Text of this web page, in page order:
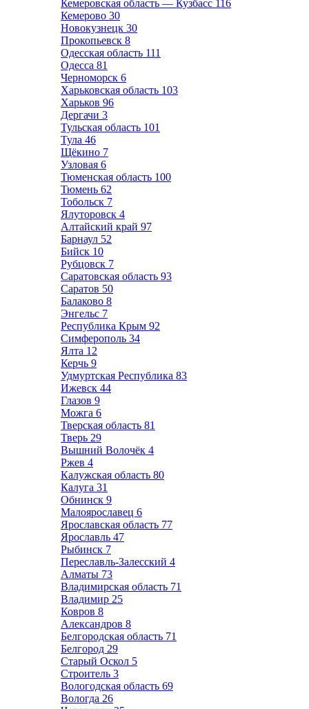
Кемеровская область — Кузбасс 116
Кемерово 30
Новокузнецк 30
Прокопьевск 8
Одесская область 111
Одесса 81
Черноморск 6
Харьковская область 103
Харьков 96
Дергачи 3
Тульская область 101
Тула 46
Щёкино 7
Узловая 6
Тюменская область 100
Тюмень 62
Тобольск 7
Ялуторовск 4
Алтайский край 97
Барнаул 52
Бийск 10
Рубцовск 7
Саратовская область 93
Саратов 50
Балаково 8
Энгельс 7
Республика Крым 92
Симферополь 34
Ялта 12
Керчь 9
Удмуртская Республика 83
Ижевск 44
Глазов 9
Можга 6
Тверская область 81
Тверь 29
Вышний Волочёк 4
Ржев 4
Калужская область 80
Калуга 31
Обнинск 9
Малоярославец 6
Ярославская область 77
Ярославль 47
Рыбинск 7
Переславль-Залесский 4
Алматы 73
Владимирская область 71
Владимир 25
Ковров 8
Александров 8
Белгородская область 71
Белгород 29
Старый Оскол 5
Строитель 3
Вологодская область 69
Вологда 26